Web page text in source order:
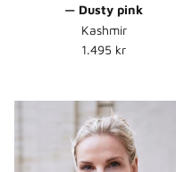
— Dusty pink
Kashmir
Normalpris
1.495 kr